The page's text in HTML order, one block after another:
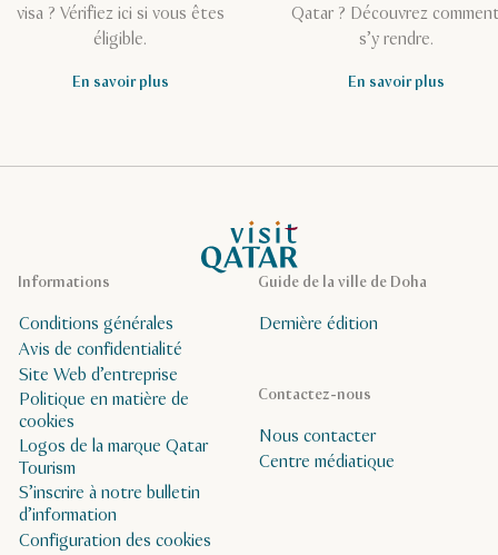
visa ? Vérifiez ici si vous êtes
éligible.
En savoir plus
Qatar ? Découvrez
s’y rendre.
En savoir plus
Page d’accueil de Visit Qatar
Guide de la ville de Doha
Dernière édition
Contactez-nous
Nous contacter
Centre médiatique
Informations
Conditions générales
Avis de confidentialité
Site Web d’entreprise
Politique en matière de
cookies
Logos de la marque Qatar
Tourism
S’inscrire à notre bulletin
d’information
Configuration des cookies